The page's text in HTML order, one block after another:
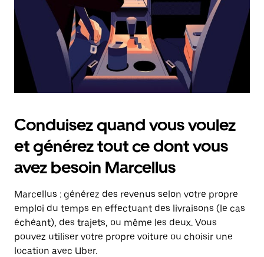
pour
fermer
le
calendrier.
Conduisez quand vous voulez
et générez tout ce dont vous
avez besoin Marcellus
Marcellus : générez des revenus selon votre propre
emploi du temps en effectuant des livraisons (le cas
échéant), des trajets, ou même les deux. Vous
pouvez utiliser votre propre voiture ou choisir une
location avec Uber.